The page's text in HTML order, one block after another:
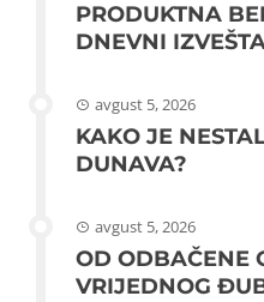
PRODUKTNA
DNEVNI
avgust 5, 2026
KAKO JE
DUNAVA?
avgust 5, 2026
OD ODBAČENE
VRIJEDNOG